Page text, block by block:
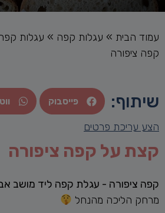
עמוד הבית » עגלות קפה » עגלות
קפה ציפורה
שיתוף: פייסבוק
הצע עריכת פרטים
קצת על קפה ציפורה
קפה ציפורה - עגלת קפה ליד מושב
מרחק הליכה מהנחל